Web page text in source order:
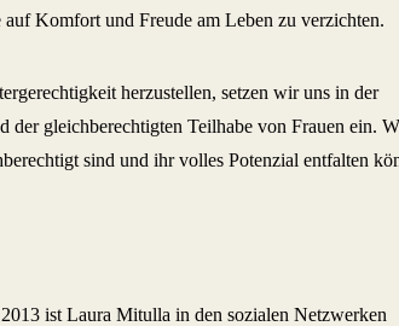
Komfort und Freude am Leben zu verzichten.
herzustellen, setzen wir uns in der
der gleichberechtigten Teilhabe von Frauen ein.
sind und ihr volles Potenzial entfalten
ist Laura Mitulla in den sozialen Netzwerken